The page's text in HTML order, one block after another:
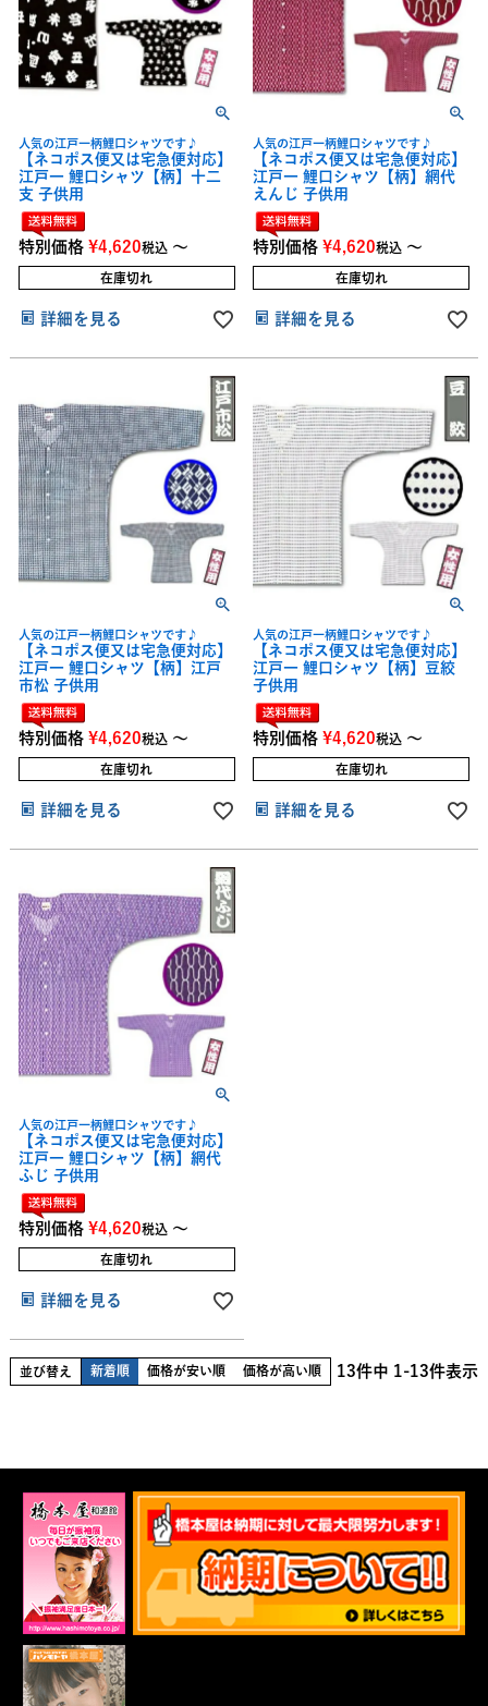
人気の江戸一柄鯉口シャツです♪
【ネコポス便又は宅急便対応】
江戸一 鯉口シャツ【柄】十二
支 子供用
特別価格 ¥4,620税込 〜
在庫切れ
詳細を見る
人気の江戸一柄鯉口シャツです♪
【ネコポス便又は宅急便対応】
江戸一 鯉口シャツ【柄】網代
えんじ 子供用
特別価格 ¥4,620税込 〜
在庫切れ
詳細を見る
人気の江戸一柄鯉口シャツです♪
【ネコポス便又は宅急便対応】
江戸一 鯉口シャツ【柄】江戸
市松 子供用
特別価格 ¥4,620税込 〜
在庫切れ
詳細を見る
人気の江戸一柄鯉口シャツです♪
【ネコポス便又は宅急便対応】
江戸一 鯉口シャツ【柄】豆絞
子供用
特別価格 ¥4,620税込 〜
在庫切れ
詳細を見る
人気の江戸一柄鯉口シャツです♪
【ネコポス便又は宅急便対応】
江戸一 鯉口シャツ【柄】網代
ふじ 子供用
特別価格 ¥4,620税込 〜
在庫切れ
詳細を見る
並び替え 新着順 価格が安い順 価格が高い順 13件中 1-13件表示